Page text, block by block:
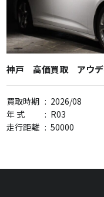
神戸 高価買取 アウデ
買取時期 : 2026/08
年 式
: R03
走行距離 : 50000